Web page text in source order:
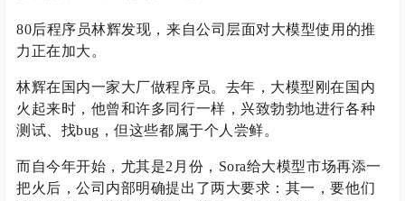
80后程序员林辉发现，来自公司层面对大模型使用的推
力正在加大。
林辉在国内一家大厂做程序员。去年，大模型刚在国内
火起来时，他曾和许多同行一样，兴致勃勃地进行各种
测试、找bug，但这些都属于个人尝鲜。
而自今年开始，尤其是2月份，Sora给大模型市场再添一
把火后，公司内部明确提出了两大要求：其一，要他们